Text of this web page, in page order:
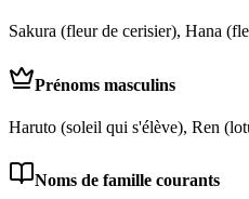
Sakura (fleur de cerisier), Hana
Prénoms masculins
Haruto (soleil qui s'élève), Ren
Noms de famille courants